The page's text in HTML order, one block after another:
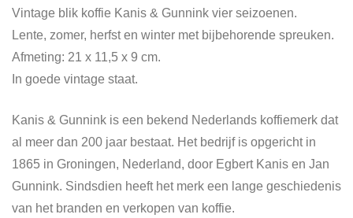
Vintage blik koffie Kanis & Gunnink vier seizoenen.
Lente, zomer, herfst en winter met bijbehorende spreuken.
Afmeting: 21 x 11,5 x 9 cm.
In goede vintage staat.
Kanis & Gunnink is een bekend Nederlands koffiemerk dat
al meer dan 200 jaar bestaat. Het bedrijf is opgericht in
1865 in Groningen, Nederland, door Egbert Kanis en Jan
Gunnink. Sindsdien heeft het merk een lange geschiedenis
van het branden en verkopen van koffie.